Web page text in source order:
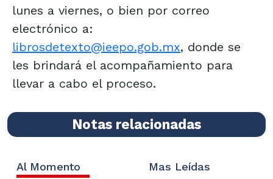
lunes a viernes, o bien por correo
electrónico a:
librosdetexto@ieepo.gob.mx, donde se
les brindará el acompañamiento para
llevar a cabo el proceso.
Notas relacionadas
Al Momento Mas Leídas